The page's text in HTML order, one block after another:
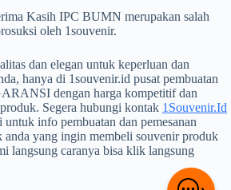
Kasih IPC BUMN merupakan salah
oleh 1souvenir.
dan elegan untuk keperluan dan
hanya di 1souvenir.id pusat pembuatan
dengan harga kompetitif dan
Segera hubungi kontak 1Souvenir.Id
info pembuatan dan pemesanan
yang ingin membeli souvenir produk
langsung caranya bisa klik langsung